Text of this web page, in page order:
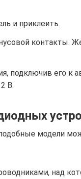
и приклеить.
контакты.
подключив его к
В.
модели
над